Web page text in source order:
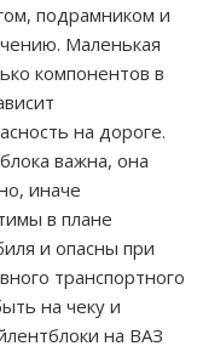
подрамником и
Маленькая
компонентов в
на дороге.
важна, она
иначе
в плане
и опасны при
транспортного
на чеку и
на ВАЗ